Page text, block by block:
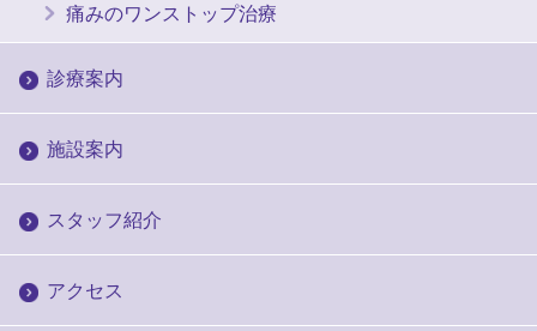
痛みのワンストップ治療
診療案内
施設案内
スタッフ紹介
アクセス